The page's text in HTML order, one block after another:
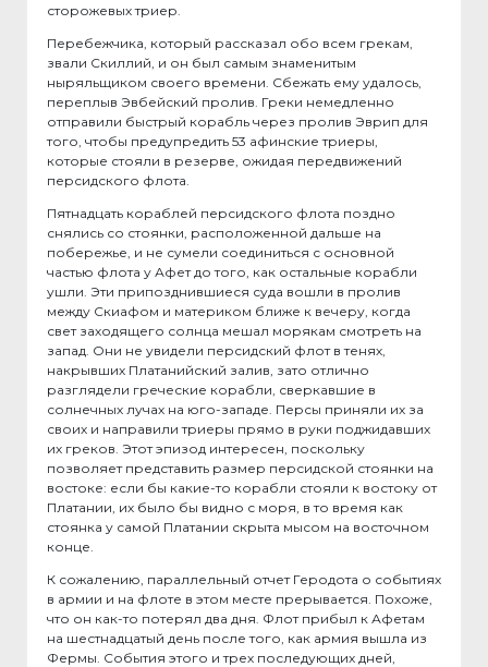
сторожевых триер.
Перебежчика, который рассказал обо всем грекам,
звали Скиллий, и он был самым знаменитым
ныряльщиком своего времени. Сбежать ему удалось,
переплыв Эвбейский пролив. Греки немедленно
отправили быстрый корабль через пролив Эврип для
того, чтобы предупредить 53 афинские триеры,
которые стояли в резерве, ожидая передвижений
персидского флота.
Пятнадцать кораблей персидского флота поздно
снялись со стоянки, расположенной дальше на
побережье, и не сумели соединиться с основной
частью флота у Афет до того, как остальные корабли
ушли. Эти припозднившиеся суда вошли в пролив
между Скиафом и материком ближе к вечеру, когда
свет заходящего солнца мешал морякам смотреть на
запад. Они не увидели персидский флот в тенях,
накрывших Платанийский залив, зато отлично
разглядели греческие корабли, сверкавшие в
солнечных лучах на юго-западе. Персы приняли их за
своих и направили триеры прямо в руки поджидавших
их греков. Этот эпизод интересен, поскольку
позволяет представить размер персидской стоянки на
востоке: если бы какие-то корабли стояли к востоку от
Платании, их было бы видно с моря, в то время как
стоянка у самой Платании скрыта мысом на восточном
конце.
К сожалению, параллельный отчет Геродота о событиях
в армии и на флоте в этом месте прерывается. Похоже,
что он как-то потерял два дня. Флот прибыл к Афетам
на шестнадцатый день после того, как армия вышла из
Фермы. События этого и трех последующих дней,